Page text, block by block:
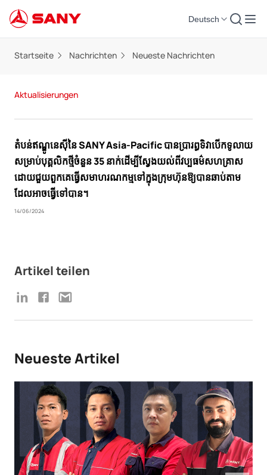
Deutsch
Startseite Nachrichten Neueste Nachrichten
Aktualisierungen
តំបន់ឥណ្ឌូនេស៊ីនៃ SANY Asia-Pacific បានប្រារព្ធទិវាបើកទូលាយ
សម្រាប់បុគ្គលិកថ្មីចំនួន 35 នាក់ដើម្បីស្វែងយល់ពីវប្បធម៌សហគ្រាស
ដោយជួយពួកគេធ្វើសមាហរណកម្មទៅក្នុងក្រុមហ៊ុនឱ្យបានឆាប់តាម
ដែលអាចធ្វើទៅបាន។
14/06/2024
Artikel teilen
Neueste Artikel